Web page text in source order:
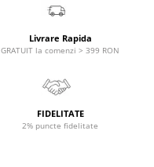
Livrare Rapida
GRATUIT la comenzi > 399 RON
FIDELITATE
2% puncte fidelitate